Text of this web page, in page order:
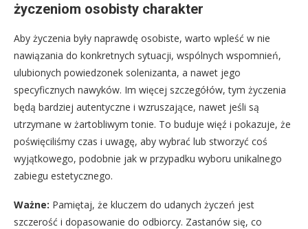
życzeniom osobisty charakter
Aby życzenia były naprawdę osobiste, warto wpleść w nie
nawiązania do konkretnych sytuacji, wspólnych wspomnień,
ulubionych powiedzonek solenizanta, a nawet jego
specyficznych nawyków. Im więcej szczegółów, tym życzenia
będą bardziej autentyczne i wzruszające, nawet jeśli są
utrzymane w żartobliwym tonie. To buduje więź i pokazuje, że
poświęciliśmy czas i uwagę, aby wybrać lub stworzyć coś
wyjątkowego, podobnie jak w przypadku wyboru unikalnego
zabiegu estetycznego.
Ważne: Pamiętaj, że kluczem do udanych życzeń jest
szczerość i dopasowanie do odbiorcy. Zastanów się, co